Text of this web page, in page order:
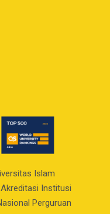
Islam
Institusi
Perguruan